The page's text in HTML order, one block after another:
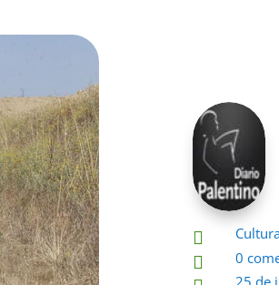


0

25 de